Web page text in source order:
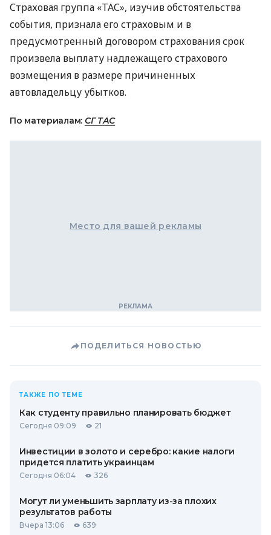
Страховая группа «ТАС», изучив обстоятельства
события, признала его страховым и в
предусмотренный договором страхования срок
произвела выплату надлежащего страхового
возмещения в размере причиненных
автовладельцу убытков.
По материалам: СГ ТАС
Место для вашей рекламы
ПОДЕЛИТЬСЯ НОВОСТЬЮ
ТАКЖЕ ПО ТЕМЕ
Как студенту правильно планировать бюджет
Сегодня 09:09 21
Инвестиции в золото и серебро: какие налоги
придется платить украинцам
Сегодня 06:04 326
Могут ли уменьшить зарплату из-за плохих
результатов работы
Вчера 13:06 639